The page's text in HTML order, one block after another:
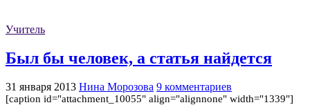
Учитель
Был бы человек, а статья найдется
31 января 2013 Нина Морозова 9 комментариев
[caption id="attachment_10055" align="alignnone" width="1339"]